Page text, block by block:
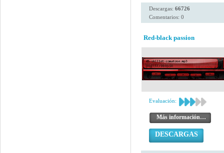
Descargas: 66726
Comentarios: 0
Red-black passion
Evaluación:
Más información…
DESCARGAS